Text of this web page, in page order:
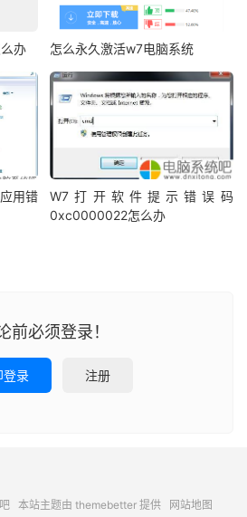
办 怎么永久激活w7电脑系统
用错
W7打开软件提示错误码
0xc0000022怎么办
前必须登录！
登录 注册
本站主题由 themebetter提供 网站地图